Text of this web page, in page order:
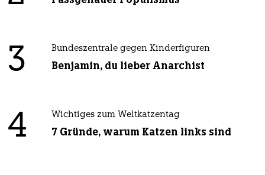
3 Bundeszentrale gegen Kinderfiguren
Benjamin, du lieber Anarchist
4 Wichtiges zum Weltkatzentag
7 Gründe, warum Katzen links sind